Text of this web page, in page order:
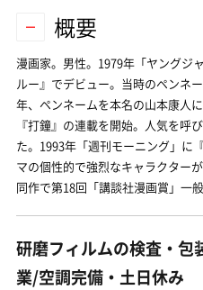
概要
漫画家。男性。1979年「ヤングジ
ルー』でデビュー。当時のペンネ
年、ペンネームを本名の山本康人
『打鐘』の連載を開始。人気を呼
た。1993年「週刊モーニング」に
マの個性的で強烈なキャラクター
同作で第18回「講談社漫画賞」一般
研磨フィルムの検査・
業/空調完備・土日休み